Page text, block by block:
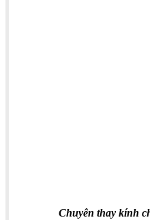
Chuyên thay kính